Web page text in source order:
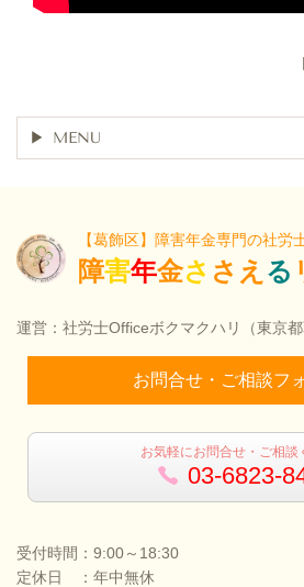
MENU
【葛飾区】障害年金専門の社労
障害年金さ さえ る
運営：社労士Officeボクマクハリ（東京都
お問合せ・ご相談フ
お気軽にお問合せ・ご相談
03-6823-
受付時間：9:00～18:30
定休日 ：年中無休